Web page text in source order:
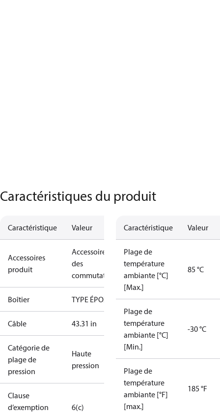
Caractéristiques du produit
Caractéristique Valeur
Accessoires
produit
Accessoires
des
commutateurs
Boîtier TYPE ÉPOXY
Câble 43.31 in
Catégorie de
plage de
pression
Haute
pression
Clause
d’exemption
6(c)
Caractéristique Valeur
Plage de
température
ambiante [°C]
[Max.]
85 °C
Plage de
température
ambiante [°C]
[Min.]
-30 °C
Plage de
température
ambiante [°F]
[max.]
185 °F